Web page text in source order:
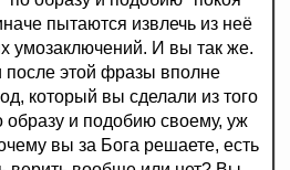
пытаются извлечь из неё
умозаключений. И вы так же.
после этой фразы вполне
который вы сделали из того
образу и подобию своему, уж
вы за Бога решаете, есть